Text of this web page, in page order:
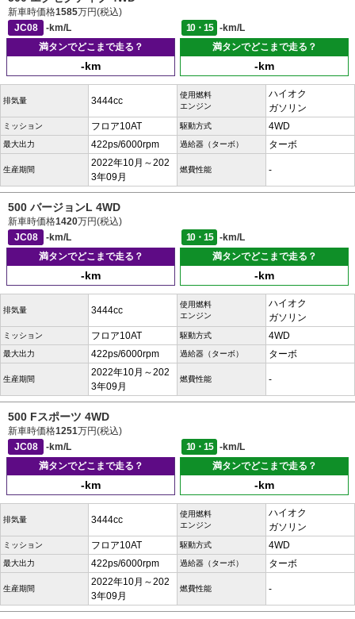
新車時価格1585万円(税込)
JC08
-km/L 10・15
-km/L
満タンでどこまで走る？
-km
満タンでどこまで走る？
-km
排気量 3444cc
使用燃料
エンジン
ハイオク
ガソリン
ミッション フロア10AT 駆動方式 4WD
最大出力 422ps/6000rpm 過給器（ターボ） ターボ
生産期間
2022年10月～202
3年09月
燃費性能 -
500 バージョンL 4WD
新車時価格1420万円(税込)
JC08
-km/L 10・15
-km/L
満タンでどこまで走る？
-km
満タンでどこまで走る？
-km
排気量 3444cc
使用燃料
エンジン
ハイオク
ガソリン
ミッション フロア10AT 駆動方式 4WD
最大出力 422ps/6000rpm 過給器（ターボ） ターボ
生産期間
2022年10月～202
3年09月
燃費性能 -
500 Fスポーツ 4WD
新車時価格1251万円(税込)
JC08
-km/L 10・15
-km/L
満タンでどこまで走る？
-km
満タンでどこまで走る？
-km
排気量 3444cc
使用燃料
エンジン
ハイオク
ガソリン
ミッション フロア10AT 駆動方式 4WD
最大出力 422ps/6000rpm 過給器（ターボ） ターボ
生産期間
2022年10月～202
3年09月
燃費性能 -